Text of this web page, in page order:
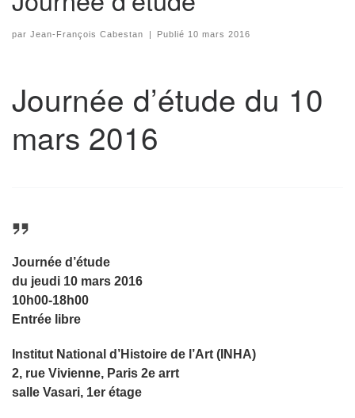
par Jean-François Cabestan | Publié 10 mars 2016
Journée d’étude du 10
mars 2016
Journée d’étude
du jeudi 10 mars 2016
10h00-18h00
Entrée libre
Institut National d’Histoire de l’Art (INHA)
2, rue Vivienne, Paris 2e arrt
salle Vasari, 1er étage